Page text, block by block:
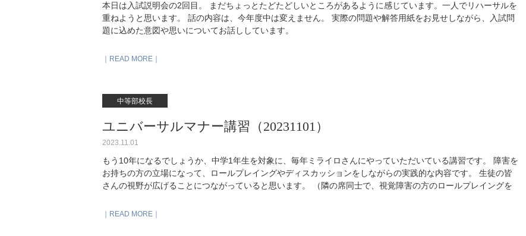
本日は入試説明会の2回目。 まだちょっとたどたどしいところがあるように感じています。一人でリハーサルを
重ねようと思います。 話の内容は、今年度中は変えません。 実際の問題や解答用紙をお見せしながら、入試問
題に込めた意図や思いについてお話ししています。
READ MORE
中等部校長
ユニバーサルマナー講習（20231101）
2023.11.01
もう10年になるでしょうか、中学1年生を対象に、毎年ミライロさんにやっていただいている講習です。 障害を
お持ちの方の立場になって、ロールプレイングやディスカッションをしながらの実践的な内容です。 生徒の皆
さんの視野が広げることにつながっていると思います。 （隣の席同士で、視覚障害の方のロールプレイングを
READ MORE